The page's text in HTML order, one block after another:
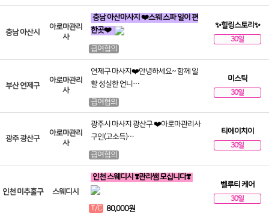
충남 아산시
아로마관리
사
충남 아산마사지 ❤️스웨 스파 일이 편
한곳❤️
급여협의
✨힐링스토리✨
30일
부산 연제구
아로마관리
사
연제구 마사지❤️안녕하세요~ 함께 일
할 성실한 언니…
급여협의
미스틱
30일
광주 광산구
아로마관리
사
광주시 마사지 광산구 ❤️아로마관리사
구인(고소득)…
급여협의
티에이치이
30일
인천 미추홀구 스웨디시
인천 스웨디시 ❣️관리쌤 모십니다❣️
T/C 80,000원
벨루티 케어
30일